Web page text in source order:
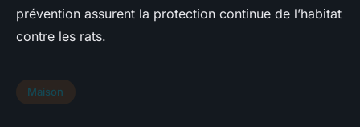
prévention assurent la protection continue de l’habitat
contre les rats.
Maison